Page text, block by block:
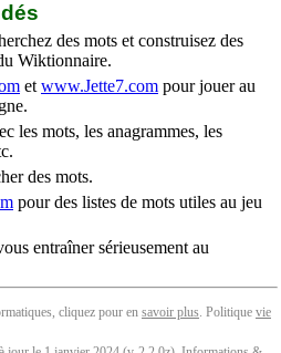
des mots et construisez des
Wiktionnaire.
et www.Jette7.com pour jouer au
les mots, les anagrammes, les
des mots.
pour des listes de mots utiles au jeu
entraîner sérieusement au
cliquez pour en savoir plus. Politique vie